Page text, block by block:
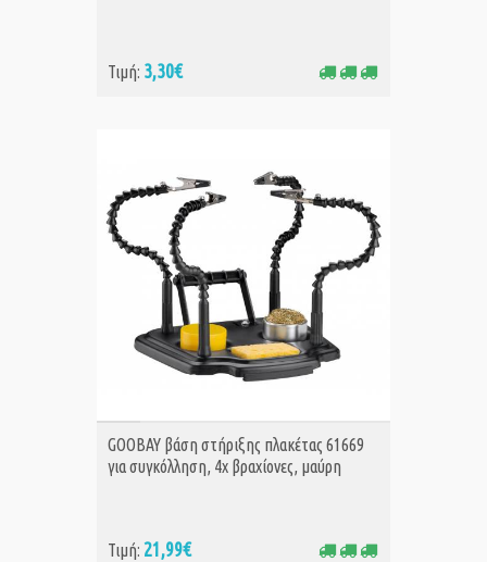
Τιμή: 3,30€
ΑΓΟΡΑ
GOOBAY βάση στήριξης πλακέτας 61669
για συγκόλληση, 4x βραχίονες, μαύρη
Τιμή: 21,99€